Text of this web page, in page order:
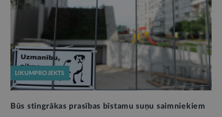
LIKUMPROJEKTS
Būs stingrākas prasības bīstamu suņu saimniekiem